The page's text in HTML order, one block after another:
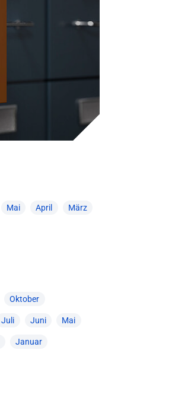
Mai April März
Oktober
Juli Juni Mai
Januar